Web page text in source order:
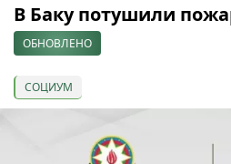
В Баку потушили
ОБНОВЛЕНО
СОЦИУМ